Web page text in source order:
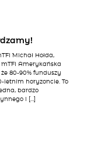
Michał Hołda,
Amerykańska
80-90% funduszy
letnim horyzoncie. To
bardzo
i […]